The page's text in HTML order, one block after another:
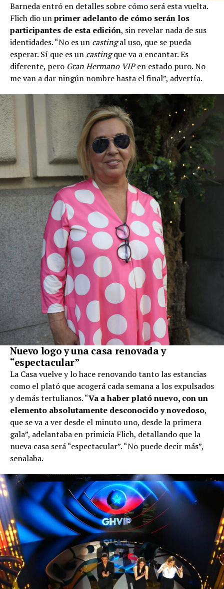
Barneda entró en detalles sobre cómo será esta vuelta.
Flich dio unprimer adelanto de cómo serán los
participantes de esta edición, sin revelar nada de sus
identidades. “No es un castingal uso, que se pueda
esperar. Sí que es un castingque va a encantar. Es
diferente, pero Gran Hermano VIPen estado puro. No
me van a dar ningún nombre hasta el final”, advertía.
Nuevo logo y una casa renovada y
“espectacular”
La Casa vuelve y lo hace renovando tanto las estancias
como el plató que acogerá cada semana a los expulsados
y demás tertulianos. “Va a haber plató nuevo, con un
elemento absolutamente desconocido y novedoso,
que se va a ver desde el minuto uno, desde la primera
gala”, adelantaba en primicia Flich, detallando que la
nueva casa será “espectacular”. “No puede decir más”,
señalaba.